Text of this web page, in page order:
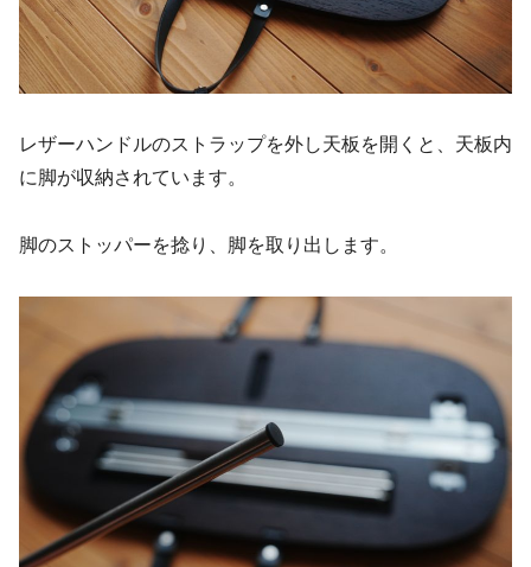
レザーハンドルのストラップを外し天板を開くと、天板内
に脚が収納されています。
脚のストッパーを捻り、脚を取り出します。